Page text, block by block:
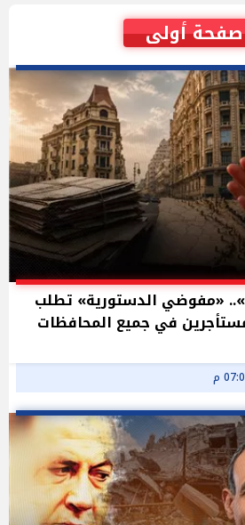
صفحة أولى
«مفوضي الدستورية» تطلب
في جميع المحافظات